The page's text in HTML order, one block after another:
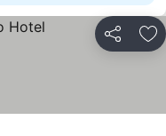
Partilhar